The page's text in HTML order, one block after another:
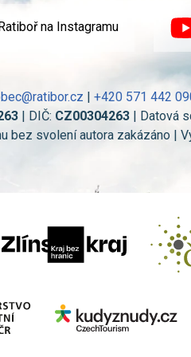
na Instagramu
| +420 571 442
| DIČ: CZ00304263| Datová
bez svolení autora zakázáno |